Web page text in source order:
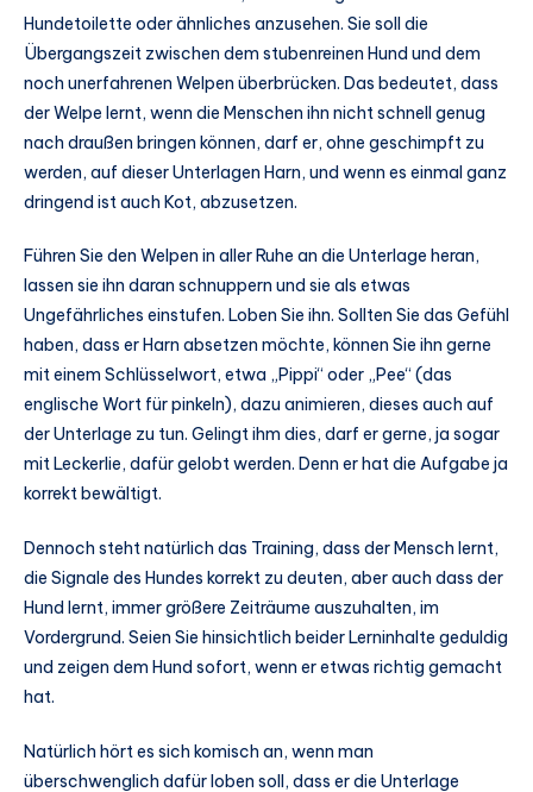
Hundetoilette oder ähnliches anzusehen. Sie soll die
Übergangszeit zwischen dem stubenreinen Hund und dem
noch unerfahrenen Welpen überbrücken. Das bedeutet, dass
der Welpe lernt, wenn die Menschen ihn nicht schnell genug
nach draußen bringen können, darf er, ohne geschimpft zu
werden, auf dieser Unterlagen Harn, und wenn es einmal ganz
dringend ist auch Kot, abzusetzen.
Führen Sie den Welpen in aller Ruhe an die Unterlage heran,
lassen sie ihn daran schnuppern und sie als etwas
Ungefährliches einstufen. Loben Sie ihn. Sollten Sie das Gefühl
haben, dass er Harn absetzen möchte, können Sie ihn gerne
mit einem Schlüsselwort, etwa „Pippi“ oder „Pee“ (das
englische Wort für pinkeln), dazu animieren, dieses auch auf
der Unterlage zu tun. Gelingt ihm dies, darf er gerne, ja sogar
mit Leckerlie, dafür gelobt werden. Denn er hat die Aufgabe ja
korrekt bewältigt.
Dennoch steht natürlich das Training, dass der Mensch lernt,
die Signale des Hundes korrekt zu deuten, aber auch dass der
Hund lernt, immer größere Zeiträume auszuhalten, im
Vordergrund. Seien Sie hinsichtlich beider Lerninhalte geduldig
und zeigen dem Hund sofort, wenn er etwas richtig gemacht
hat.
Natürlich hört es sich komisch an, wenn man
überschwenglich dafür loben soll, dass er die Unterlage